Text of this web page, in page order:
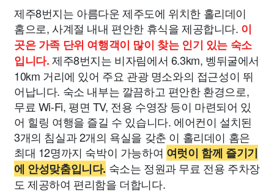
제주8번지는 아름다운 제주도에 위치한 홀리데이
홈으로, 사계절 내내 편안한 휴식을 제공합니다. 이
곳은 가족 단위 여행객이 많이 찾는 인기 있는 숙소
입니다.제주8번지는 비자림에서 6.3km, 벵뒤굴에서
10km 거리에 있어 주요 관광 명소와의 접근성이 뛰
어납니다. 숙소 내부는 깔끔하고 편안한 환경으로,
무료 Wi-Fi, 평면 TV, 전용 수영장 등이 마련되어 있
어 힐링 여행을 즐길 수 있습니다. 에어컨이 설치된
3개의 침실과 2개의 욕실을 갖춘 이 홀리데이 홈은
최대 12명까지 숙박이 가능하여 여럿이 함께 즐기기
에 안성맞춤입니다. 숙소는 정원과 무료 전용 주차장
도 제공하여 편리함을 더합니다.